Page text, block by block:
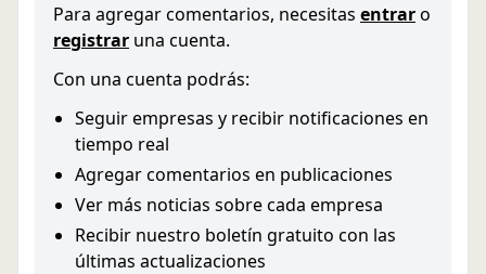
Para agregar comentarios, necesitas entraro
registrar una cuenta.
Con una cuenta podrás:
Seguir empresas y recibir notificaciones en
tiempo real
Agregar comentarios en publicaciones
Ver más noticias sobre cada empresa
Recibir nuestro boletín gratuito con las
últimas actualizaciones